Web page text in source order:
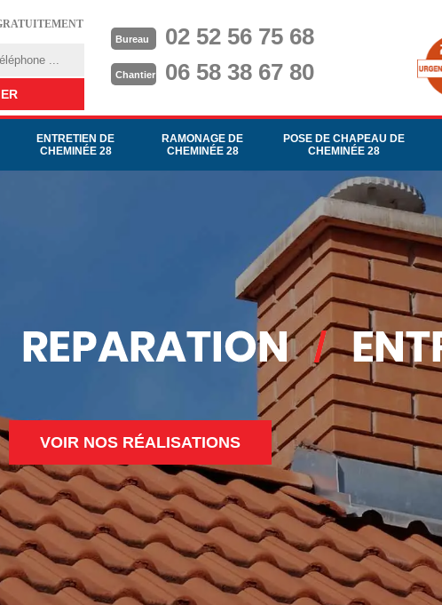
Bureau 02 52 56 75 68
Chantier 06 58 38 67 80
ENTRETIEN DE
CHEMINÉE 28
RAMONAGE DE
CHEMINÉE 28
POSE DE CHAPEAU DE
CHEMINÉE 28
VOIR NOS RÉALISATIONS